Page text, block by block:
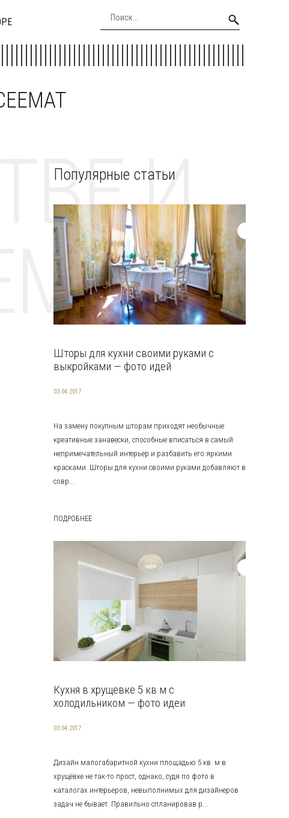
И
Популярные статьи
Шторы для кухни своими руками с
выкройками — фото идей
03.04.2017
На замену покупным шторам приходят необычные
креативные занавески, способные вписаться в самый
непримечательный интерьер и разбавить его яркими
красками. Шторы для кухни своими руками добавляют в
совр...
ПОДРОБНЕЕ
Кухня в хрущевке 5 кв м с
холодильником — фото идеи
03.04.2017
Дизайн малогабаритной кухни площадью 5 кв. м в
хрущёвке не так-то прост, однако, судя по фото в
каталогах интерьеров, невыполнимых для дизайнеров
задач не бывает. Правильно спланировав р...